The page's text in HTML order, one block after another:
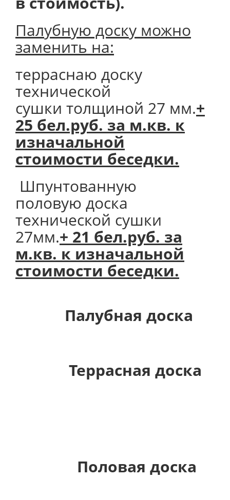
Палубную доску можно
заменить на:
терраснаю доску
технической
сушки толщиной 27 мм.+
25 бел.руб. за м.кв. к
изначальной
стоимости беседки.
Шпунтованную
половую доска
технической сушки
27мм.+ 21 бел.руб. за
м.кв. к изначальной
стоимости беседки.
Палубная доска
Террасная доска
Половая доска